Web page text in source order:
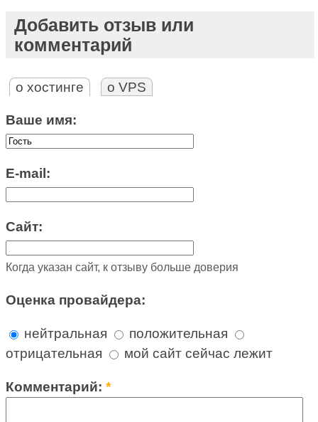
Добавить отзыв или
комментарий
о хостинге о VPS
Ваше имя:
E-mail:
Сайт:
Когда указан сайт, к отзыву больше доверия
Оценка провайдера:
нейтральная
положительная
отрицательная
мой сайт сейчас лежит
Комментарий:*